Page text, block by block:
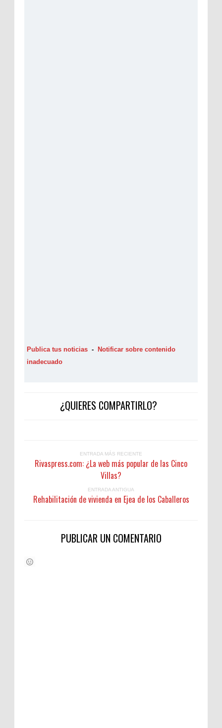
Publica tus noticias - Notificar sobre contenido
inadecuado
¿QUIERES COMPARTIRLO?
ENTRADA MÁS RECIENTE
Rivaspress.com: ¿La web más popular de las Cinco
Villas?
ENTRADA ANTIGUA
Rehabilitación de vivienda en Ejea de los Caballeros
PUBLICAR UN COMENTARIO